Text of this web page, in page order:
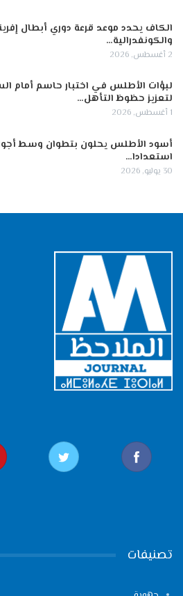
الكاف يحدد موعد قرعة دوري أبطال
والكونفدرالية…
2 أغسطس, 2026
لبؤات الأطلس في اختبار حاسم أمام
لتعزيز حظوظ التأهل…
1 أغسطس, 2026
أسود الأطلس يحلون بتطوان وسط
استعدادا…
30 يوليو, 2026
تصنيفات